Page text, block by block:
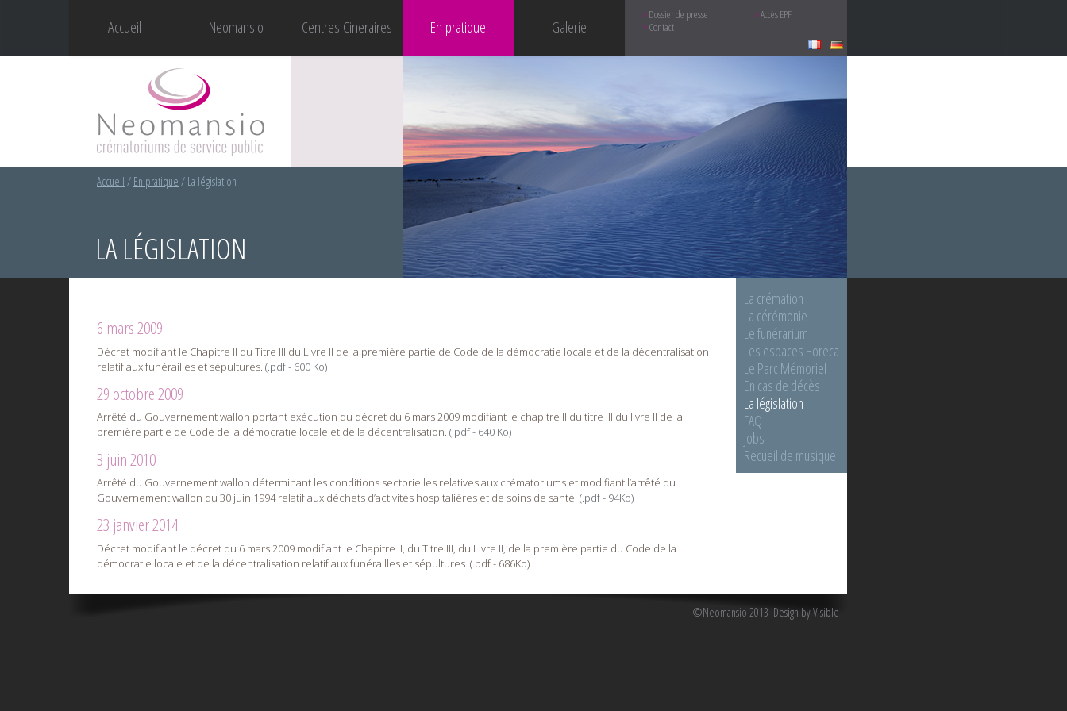
Accueil Neomansio Centres Cineraires En pratique Galerie
Dossier de presse
Accès EPF
Contact
Accueil / En pratique / La législation
LA LÉGISLATION
6 mars 2009
Décret modifiant le Chapitre II du Titre III du Livre II de la première partie de Code de la démocratie locale et de la décentralisation
relatif aux funérailles et sépultures. (.pdf - 600 Ko)
29 octobre 2009
Arrêté du Gouvernement wallon portant exécution du décret du 6 mars 2009 modifiant le chapitre II du titre III du livre II de la
première partie de Code de la démocratie locale et de la décentralisation. (.pdf - 640 Ko)
3 juin 2010
Arrêté du Gouvernement wallon déterminant les conditions sectorielles relatives aux crématoriums et modifiant l’arrêté du
Gouvernement wallon du 30 juin 1994 relatif aux déchets d’activités hospitalières et de soins de santé. (.pdf - 94Ko)
23 janvier 2014
Décret modifiant le décret du 6 mars 2009 modifiant le Chapitre II, du Titre III, du Livre II, de la première partie du Code de la
démocratie locale et de la décentralisation relatif aux funérailles et sépultures. (.pdf - 686Ko)
La crémation
La cérémonie
Le funérarium
Les espaces Horeca
Le Parc Mémoriel
En cas de décès
La législation
FAQ
Jobs
Recueil de musique
©Neomansio 2013 Design by Visible